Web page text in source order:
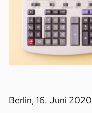
Berlin, 16. Juni 2020